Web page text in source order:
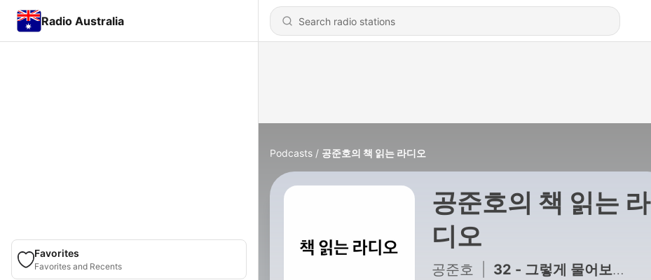
Radio Australia
Favorites
Favorites and Recents
Podcasts 공준호의 책 읽는 라디오
공준호의 책 읽는 라
디오
공준호 32 - 그렇게 물어보면 원하는 답을 들을 수 없습니다